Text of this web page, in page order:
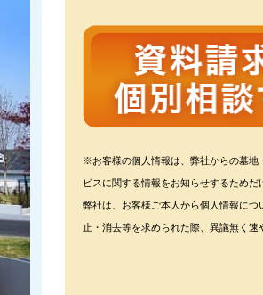
※お客様の個人情報は、弊社からの墓地
ビスに関する情報をお知らせするためだ
弊社は、お客様ご本人から個人情報につ
止・消去等を求められた際、異議無く速